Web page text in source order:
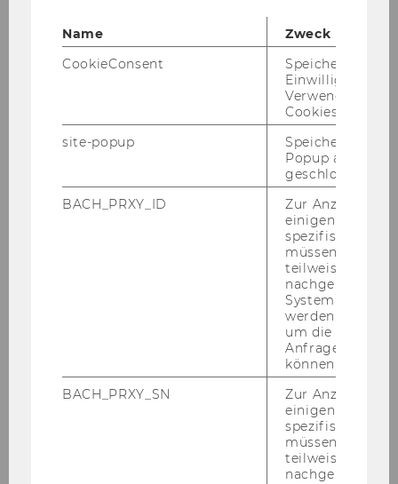
Reinhard Jakits
reinhard.jakits@wu.ac.at
Name
Zweck
CookieConsent
Speichert Ihre
Einwilligung zur
Verwendung von
Cookies.
site-popup
Speichert ob ein
Popup
geschlossen
BACH_PRXY_ID
Zur Anzeige von
einigen WU-
spezifischen
müssen
teilweise von
nachgelagerten
System
werden.
um die Antwort
Anfrage
können.
BACH_PRXY_SN
Zur Anzeige von
einigen WU-
spezifischen
müssen
teilweise von
nachgelagerten